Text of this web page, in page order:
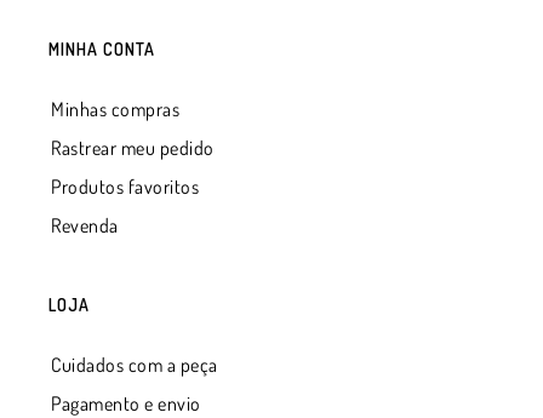
MINHA CONTA
Minhas compras
Rastrear meu pedido
Produtos favoritos
Revenda
LOJA
Cuidados com a peça
Pagamento e envio